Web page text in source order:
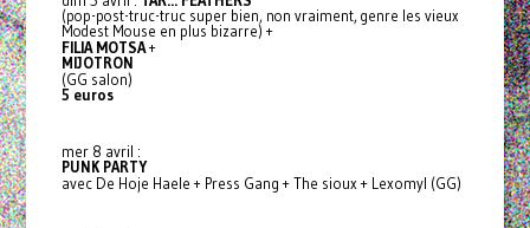
(pop-post-truc-truc super bien, non vraiment, genre les vieux
Modest Mouse en plus bizarre) +
FILIA MOTSA+
MIJOTRON
(GG salon)
5 euros
mer 8 avril :
PUNK PARTY
avec De Hoje Haele + Press Gang + The sioux + Lexomyl (GG)